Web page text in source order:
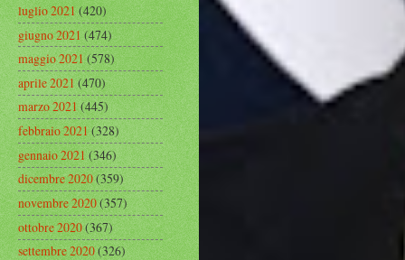
luglio 2021(420)
giugno 2021(474)
maggio 2021(578)
aprile 2021(470)
marzo 2021(445)
febbraio 2021(328)
gennaio 2021(346)
dicembre 2020(359)
novembre 2020(357)
ottobre 2020(367)
settembre 2020(326)